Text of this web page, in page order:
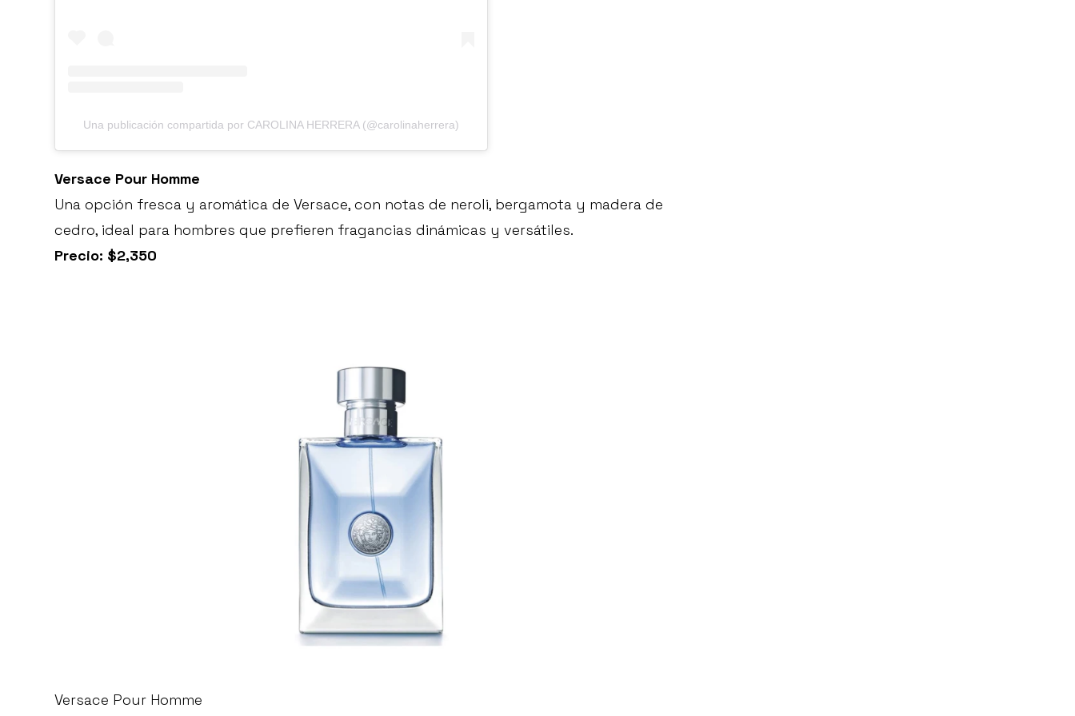
Una publicación compartida por CAROLINA HERRERA (@carolinaherrera)
Versace Pour Homme
Una opción fresca y aromática de Versace, con notas de neroli, bergamota y madera de
cedro, ideal para hombres que prefieren fragancias dinámicas y versátiles.
Precio: $2,350
Versace Pour Homme